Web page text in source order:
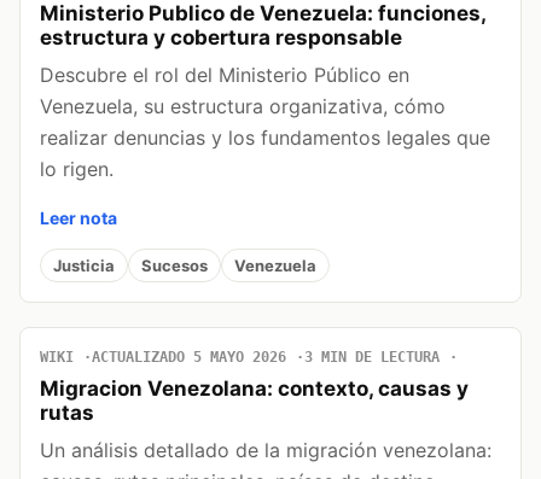
Ministerio Publico de Venezuela: funciones,
estructura y cobertura responsable
Descubre el rol del Ministerio Público en
Venezuela, su estructura organizativa, cómo
realizar denuncias y los fundamentos legales que
lo rigen.
Leer nota
Justicia Sucesos Venezuela
WIKI ACTUALIZADO 5 MAYO 2026 3 MIN DE LECTURA
Migracion Venezolana: contexto, causas y
rutas
Un análisis detallado de la migración venezolana: